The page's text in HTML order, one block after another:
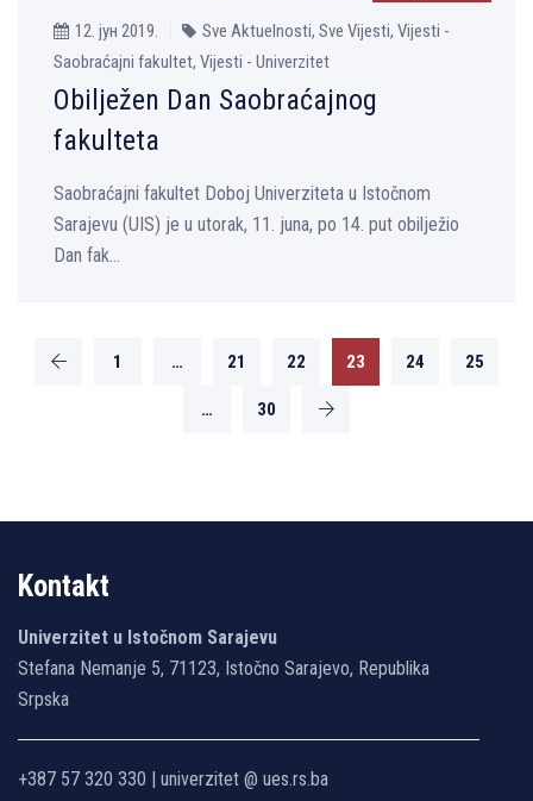
12. јун 2019.
Sve Aktuelnosti, Sve Vijesti, Vijesti -
Saobraćajni fakultet, Vijesti - Univerzitet
Obilježen Dan Saobraćajnog
fakulteta
Saobraćajni fakultet Doboj Univerziteta u Istočnom
Sarajevu (UIS) je u utorak, 11. juna, po 14. put obilježio
Dan fak...
1 … 21 22 23 24 25
… 30
Kontakt
Univerzitet u Istočnom Sarajevu
Stefana Nemanje 5, 71123, Istočno Sarajevo, Republika
Srpska
+387 57 320 330 | univerzitet @ ues.rs.ba